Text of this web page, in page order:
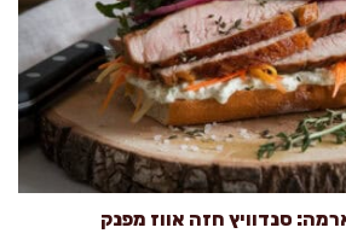
סנדוויץ חזה אווז מפנק